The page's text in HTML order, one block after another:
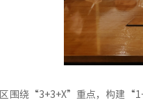
围绕“3+3+X”重点，构建